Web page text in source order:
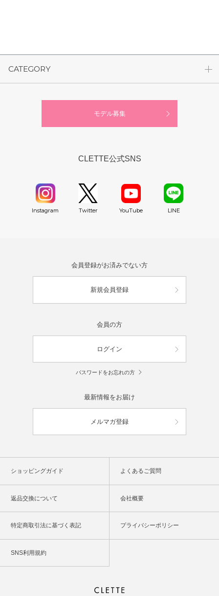
CATEGORY
モデル募集
CLETTE公式SNS
Instagram Twitter YouTube LINE
会員登録がお済みでない方
新規会員登録
会員の方
ログイン
パスワードをお忘れの方
最新情報をお届け
メルマガ登録
ショッピングガイド よくあるご質問
返品交換について 会社概要
特定商取引法に基づく表記 プライバシーポリシー
SNS利用規約